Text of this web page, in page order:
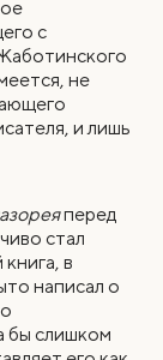
с
не
и лишь
перед
стал
в
написал о
бы слишком